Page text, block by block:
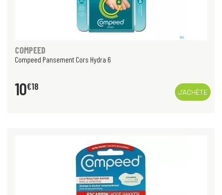
COMPEED
Compeed Pansement Cors Hydra 6
10€18
J’ACHÈTE